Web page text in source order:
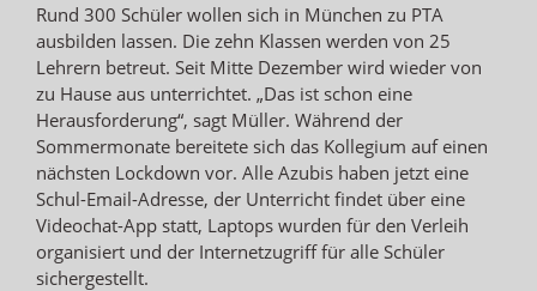
Rund 300 Schüler wollen sich in München zu PTA
ausbilden lassen. Die zehn Klassen werden von 25
Lehrern betreut. Seit Mitte Dezember wird wieder von
zu Hause aus unterrichtet. „Das ist schon eine
Herausforderung“, sagt Müller. Während der
Sommermonate bereitete sich das Kollegium auf einen
nächsten Lockdown vor. Alle Azubis haben jetzt eine
Schul-Email-Adresse, der Unterricht findet über eine
Videochat-App statt, Laptops wurden für den Verleih
organisiert und der Internetzugriff für alle Schüler
sichergestellt.